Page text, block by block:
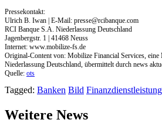
Pressekontakt:
Ulrich B. Iwan | E-Mail: presse@rcibanque.com
RCI Banque S.A. Niederlassung Deutschland
Jagenbergstr. 1 | 41468 Neuss
Internet: www.mobilize-fs.de
Original-Content von: Mobilize Financial Services,
Niederlassung Deutschland, übermittelt durch news
Quelle: ots
Tagged: Banken Bild Finanzdienstleistung
Weitere News